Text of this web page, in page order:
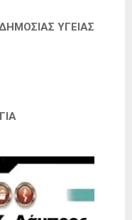
ΥΓΕΙΑΣ